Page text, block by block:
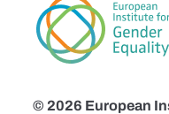
© 2026 European